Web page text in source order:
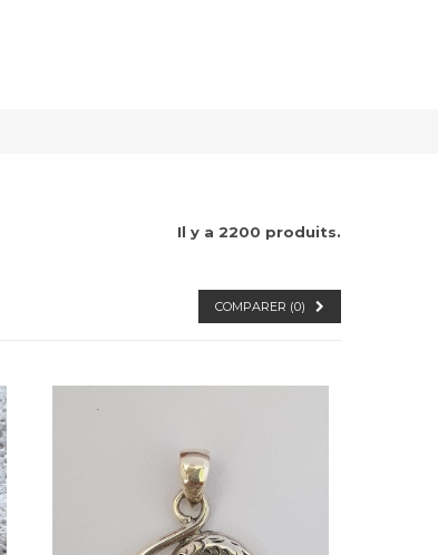
Il y a 2200 produits.
COMPARER (0)